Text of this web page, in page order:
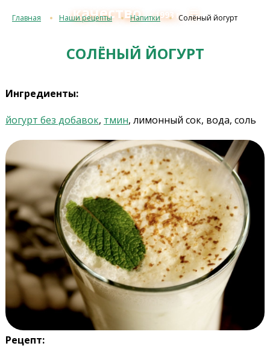
качествос 1993 г.≡
Главная Наши рецепты Напитки Солёный йогурт
СОЛЁНЫЙ ЙОГУРТ
Ингредиенты:
йогурт без добавок, тмин, лимонный сок, вода, соль
Рецепт: